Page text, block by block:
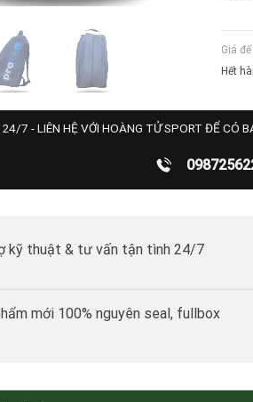
Giá
Hết
24/7 - LIÊN HỆ VỚI HOÀNG TỬ SPORT ĐỂ
kỹ thuật & tư vấn tận tình 24/7
mới 100% nguyên seal, fullbox